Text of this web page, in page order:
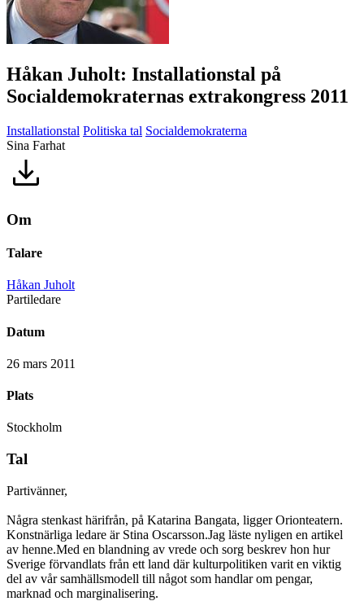
Håkan Juholt: Installationstal på
Socialdemokraternas extrakongress 2011
Installationstal Politiska tal Socialdemokraterna
Sina Farhat
Om
Talare
Håkan Juholt
Partiledare
Datum
26 mars 2011
Plats
Stockholm
Tal
Partivänner,
Några stenkast härifrån, på Katarina Bangata, ligger Orionteatern.
Konstnärliga ledare är Stina Oscarsson.Jag läste nyligen en artikel
av henne.Med en blandning av vrede och sorg beskrev hon hur
Sverige förvandlats från ett land där kulturpolitiken varit en viktig
del av vår samhällsmodell till något som handlar om pengar,
marknad och marginalisering.